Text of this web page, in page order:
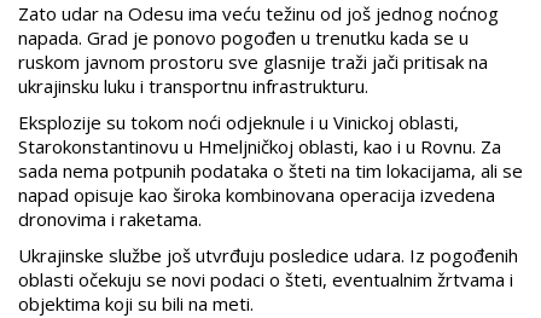
Zato udar na Odesu ima veću težinu od još jednog noćnog
napada. Grad je ponovo pogođen u trenutku kada se u
ruskom javnom prostoru sve glasnije traži jači pritisak na
ukrajinsku luku i transportnu infrastrukturu.
Eksplozije su tokom noći odjeknule i u Vinickoj oblasti,
Starokonstantinovu u Hmeljničkoj oblasti, kao i u Rovnu. Za
sada nema potpunih podataka o šteti na tim lokacijama, ali se
napad opisuje kao široka kombinovana operacija izvedena
dronovima i raketama.
Ukrajinske službe još utvrđuju posledice udara. Iz pogođenih
oblasti očekuju se novi podaci o šteti, eventualnim žrtvama i
objektima koji su bili na meti.